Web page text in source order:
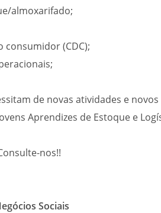
almoxarifado;
consumidor (CDC);
de novas atividades e
Aprendizes de Estoque e
nos!!
Sociais